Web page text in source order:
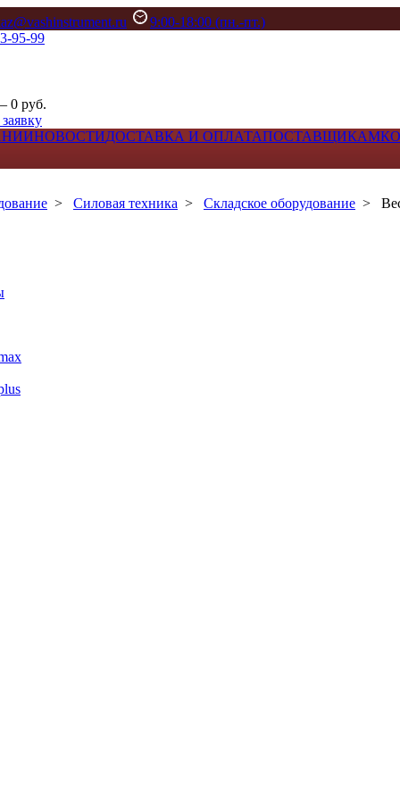
9:00-18:00 (пн.-пт.)
95-99
0 руб.
НОВОСТИДОСТАВКА И ОПЛАТАПОСТАВЩИКАМ
> Силовая техника > Складское оборудование >